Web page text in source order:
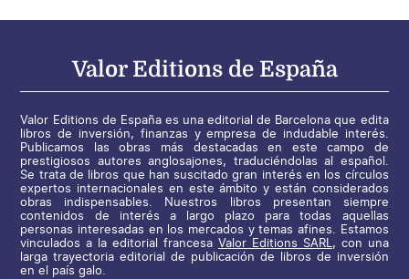
Valor Editions de España
Valor Editions de España es una editorial de Barcelona que edita
libros de inversión, finanzas y empresa de indudable interés.
Publicamos las obras más destacadas en este campo de
prestigiosos autores anglosajones, traduciéndolas al español.
Se trata de libros que han suscitado gran interés en los círculos
expertos internacionales en este ámbito y están considerados
obras indispensables. Nuestros libros presentan siempre
contenidos de interés a largo plazo para todas aquellas
personas interesadas en los mercados y temas afines. Estamos
vinculados a la editorial francesa Valor Editions SARL, con una
larga trayectoria editorial de publicación de libros de inversión
en el país galo.